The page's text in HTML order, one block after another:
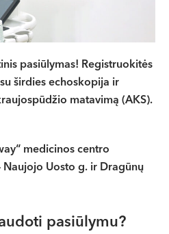
pasiūlymas! Registruokitės
širdies echoskopija ir
matavimą (AKS).
medicinos centro
Naujojo Uosto g. ir Dragūnų
pasiūlymu?